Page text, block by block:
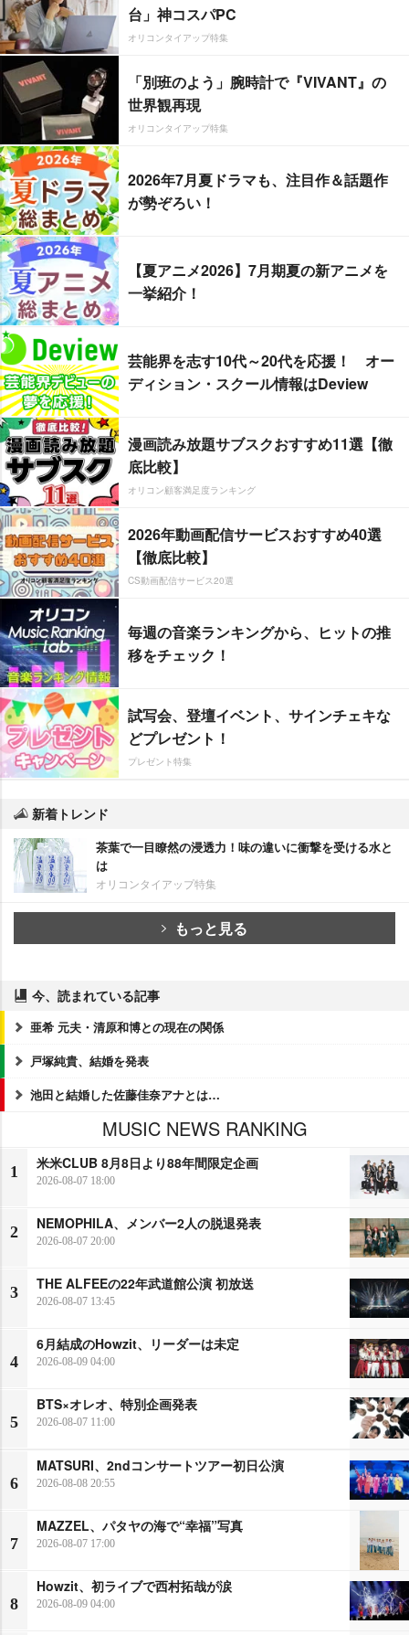
台」神コスパPC
オリコンタイアップ特集
「別班のよう」腕時計で『VIVANT』の
世界観再現
オリコンタイアップ特集
2026年7月夏ドラマも、注目作＆話題作
が勢ぞろい！
【夏アニメ2026】7月期夏の新アニメを
一挙紹介！
芸能界を志す10代～20代を応援！ オー
ディション・スクール情報はDeview
漫画読み放題サブスクおすすめ11選【徹
底比較】
オリコン顧客満足度ランキング
2026年動画配信サービスおすすめ40選
【徹底比較】
CS動画配信サービス20選
毎週の音楽ランキングから、ヒットの推
移をチェック！
試写会、登壇イベント、サインチェキな
どプレゼント！
プレゼント特集
新着トレンド
茶葉で一目瞭然の浸透力！味の違いに衝撃を受ける水と
は
オリコンタイアップ特集
もっと見る
今、読まれている記事
亜希 元夫・清原和博との現在の関係
戸塚純貴、結婚を発表
池田と結婚した佐藤佳奈アナとは…
MUSIC NEWS RANKING
1
米米CLUB 8月8日より88年間限定企画
2026-08-07 18:00
2
NEMOPHILA、メンバー2人の脱退発表
2026-08-07 20:00
3
THE ALFEEの22年武道館公演 初放送
2026-08-07 13:45
4
6月結成のHowzit、リーダーは未定
2026-08-09 04:00
5
BTS×オレオ、特別企画発表
2026-08-07 11:00
6
MATSURI、2ndコンサートツアー初日公演
2026-08-08 20:55
7
MAZZEL、パタヤの海で“幸福”写真
2026-08-07 17:00
8
Howzit、初ライブで西村拓哉が涙
2026-08-09 04:00